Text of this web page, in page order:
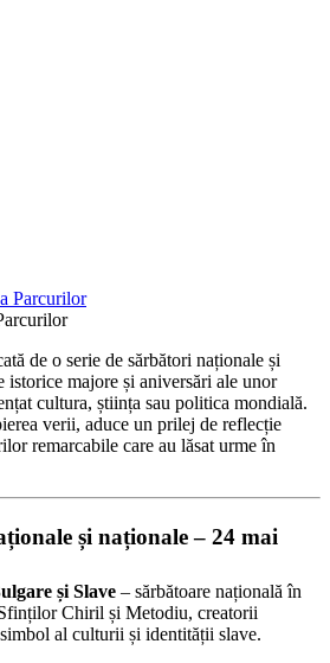
de o serie de sărbători naționale și
istorice majore și aniversări ale unor
cultura, știința sau politica mondială.
verii, aduce un prilej de reflecție
remarcabile care au lăsat urme în
și naționale – 24 mai
și Slave – sărbătoare națională în
Chiril și Metodiu, creatorii
al culturii și identității slave.